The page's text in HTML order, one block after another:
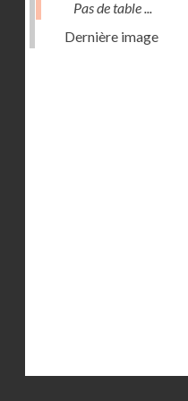
Pas de table ...
Dernière image